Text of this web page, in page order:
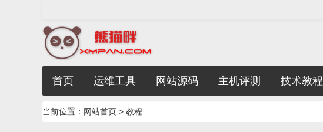
首页 运维工具 网站源码 主机评测 技术教程
当前位置： 网站首页 > 教程